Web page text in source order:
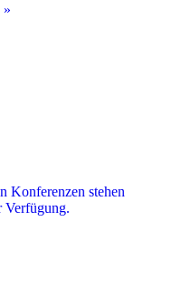
»
Konferenzen stehen
Verfügung.